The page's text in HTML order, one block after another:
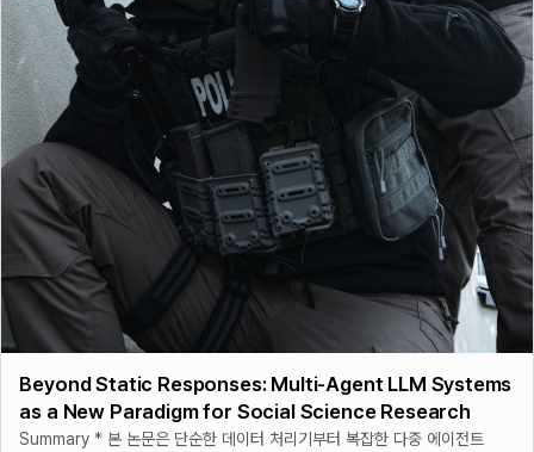
Beyond Static Responses: Multi-Agent LLM Systems
as a New Paradigm for Social Science Research
Summary * 본 논문은 단순한 데이터 처리기부터 복잡한 다중 에이전트